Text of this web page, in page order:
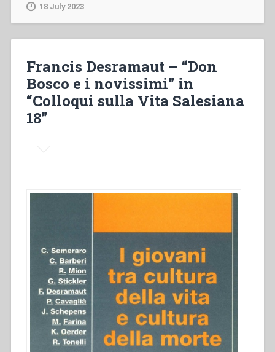
religiosa
dei
giovani”
18 July 2023
Francis Desramaut – “Don
Bosco e i novissimi” in
“Colloqui sulla Vita Salesiana
18”